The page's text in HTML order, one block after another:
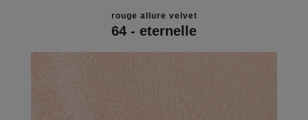
rouge allure velvet
64 - eternelle